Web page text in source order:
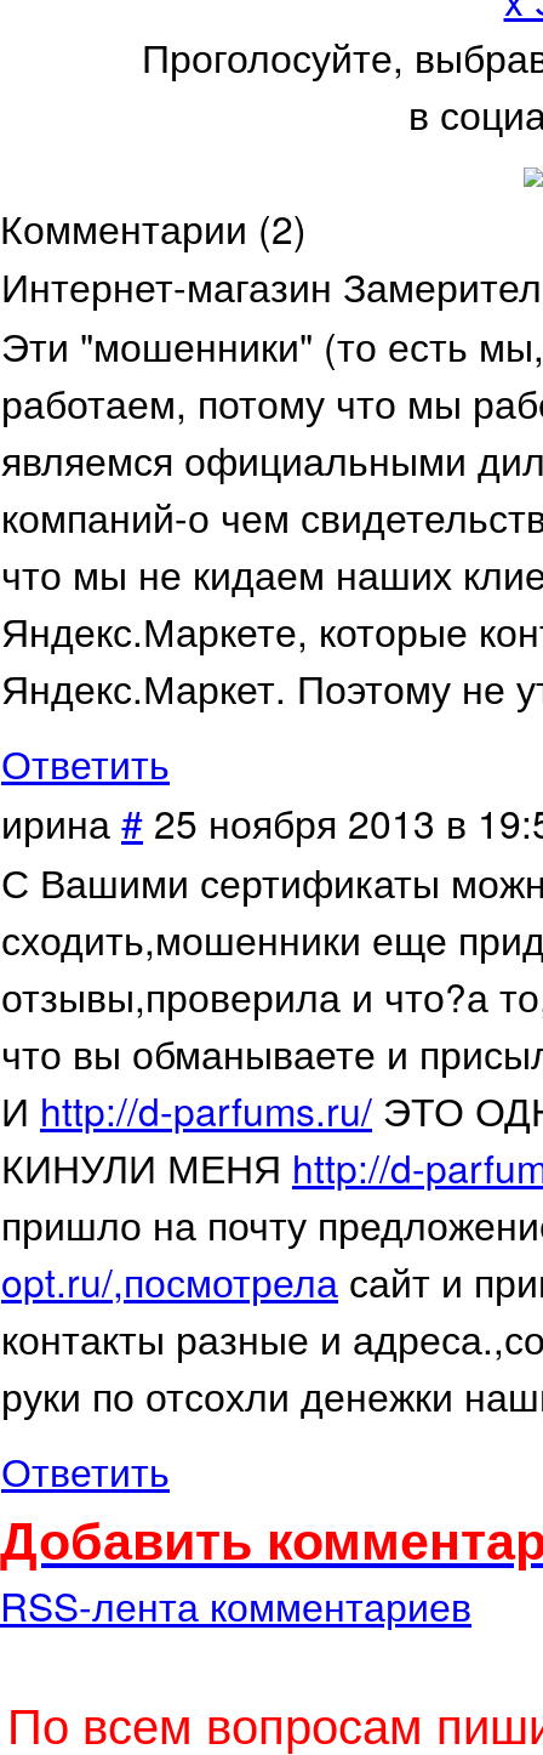
Проголосуйте,
в
Комментарии (2)
Интернет-магазин
Эти "мошенники" (то есть
работаем, потому что мы
являемся официальными
компаний-о чем
что мы не кидаем наших
Яндекс.Маркете, которые
Яндекс.Маркет. Поэтому не
Ответить
ирина # 25 ноября 2013 в
С Вашими сертификаты
сходить,мошенники еще
отзывы,проверила и что?а
что вы обманываете и
И http://d-parfums.ru/ ЭТО
КИНУЛИ МЕНЯ http://d-
пришло на почту
opt.ru/,посмотрела сайт и
контакты разные и
руки по отсохли денежки
Ответить
Добавить
RSS-лента комментариев
По всем вопросам